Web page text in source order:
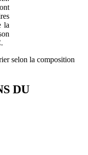
la
selon la composition
DU